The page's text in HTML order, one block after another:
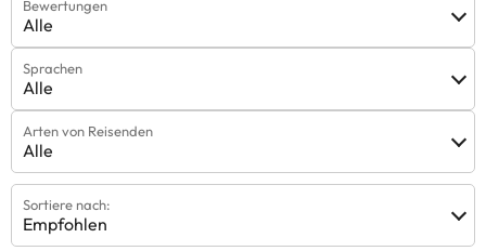
Bewertungen
Alle
Sprachen
Alle
Arten von Reisenden
Alle
Sortiere nach:
Empfohlen